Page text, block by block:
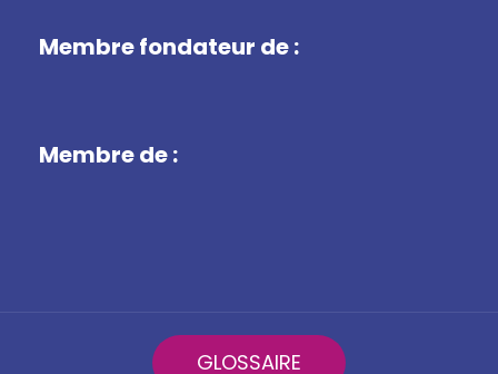
Membre fondateur de :
Membre de :
GLOSSAIRE